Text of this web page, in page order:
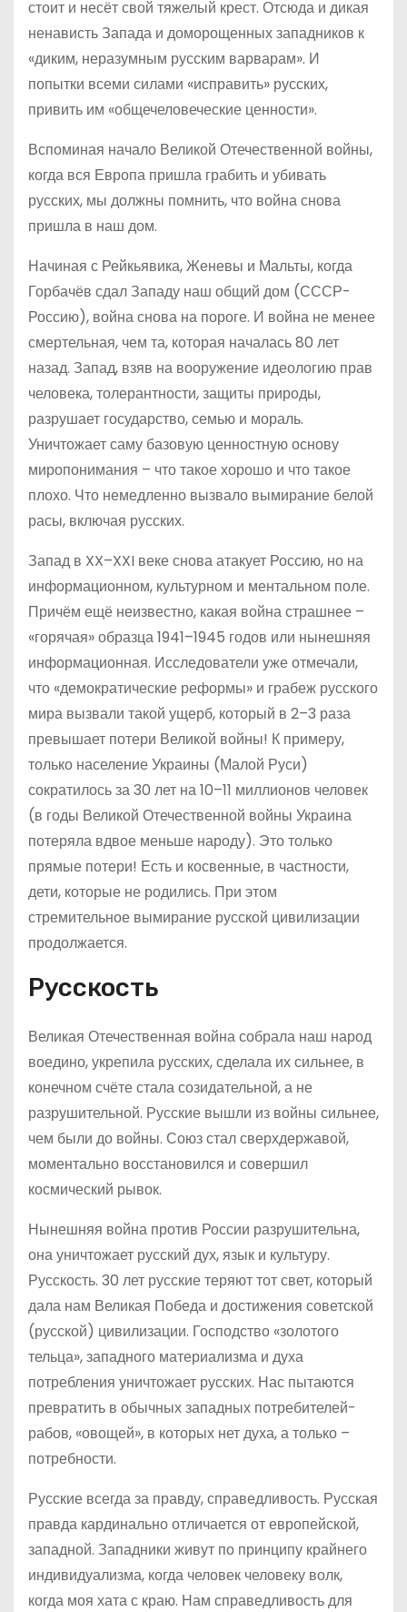
стоит и несёт свой тяжелый крест. Отсюда и дикая
ненависть Запада и доморощенных западников к
«диким, неразумным русским варварам». И
попытки всеми силами «исправить» русских,
привить им «общечеловеческие ценности».
Вспоминая начало Великой Отечественной войны,
когда вся Европа пришла грабить и убивать
русских, мы должны помнить, что война снова
пришла в наш дом.
Начиная с Рейкьявика, Женевы и Мальты, когда
Горбачёв сдал Западу наш общий дом (СССР-
Россию), война снова на пороге. И война не менее
смертельная, чем та, которая началась 80 лет
назад. Запад, взяв на вооружение идеологию прав
человека, толерантности, защиты природы,
разрушает государство, семью и мораль.
Уничтожает саму базовую ценностную основу
миропонимания – что такое хорошо и что такое
плохо. Что немедленно вызвало вымирание белой
расы, включая русских.
Запад в XX–XXI веке снова атакует Россию, но на
информационном, культурном и ментальном поле.
Причём ещё неизвестно, какая война страшнее –
«горячая» образца 1941–1945 годов или нынешняя
информационная. Исследователи уже отмечали,
что «демократические реформы» и грабеж русского
мира вызвали такой ущерб, который в 2–3 раза
превышает потери Великой войны! К примеру,
только население Украины (Малой Руси)
сократилось за 30 лет на 10–11 миллионов человек
(в годы Великой Отечественной войны Украина
потеряла вдвое меньше народу). Это только
прямые потери! Есть и косвенные, в частности,
дети, которые не родились. При этом
стремительное вымирание русской цивилизации
продолжается.
Русскость
Великая Отечественная война собрала наш народ
воедино, укрепила русских, сделала их сильнее, в
конечном счёте стала созидательной, а не
разрушительной. Русские вышли из войны сильнее,
чем были до войны. Союз стал сверхдержавой,
моментально восстановился и совершил
космический рывок.
Нынешняя война против России разрушительна,
она уничтожает русский дух, язык и культуру.
Русскость. 30 лет русские теряют тот свет, который
дала нам Великая Победа и достижения советской
(русской) цивилизации. Господство «золотого
тельца», западного материализма и духа
потребления уничтожает русских. Нас пытаются
превратить в обычных западных потребителей-
рабов, «овощей», в которых нет духа, а только –
потребности.
Русские всегда за правду, справедливость. Русская
правда кардинально отличается от европейской,
западной. Западники живут по принципу крайнего
индивидуализма, когда человек человеку волк,
когда моя хата с краю. Нам справедливость для